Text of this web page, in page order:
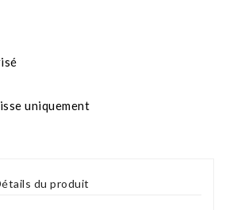
uniquement
du produit